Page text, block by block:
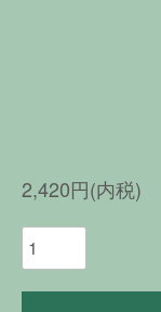
2,420円(内税)